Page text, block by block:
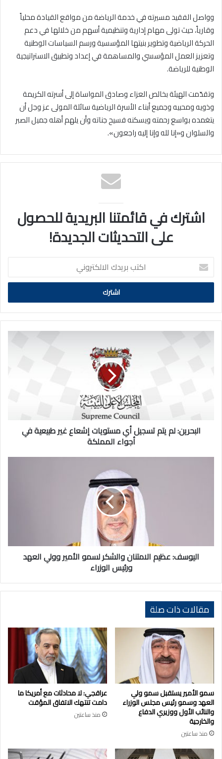
وواصل الفقيد مسيرته في خدمة الرياضة من مواقع القيادة محلياً
وقارياً، حيث تولى مهام إدارية وتنظيمية أسهم من خلالها في دعم
الحركة الرياضية وتطوير بنيتها المؤسسية ورسم السياسات الوطنية
وتعزيز العمل المؤسسي والمساهمة في إعداد وتطبيق الاستراتيجية
الوطنية للرياضة.
وتقدّمت الهيئة بخالص العزاء وصادق المواساة إلى أسرته الكريمة
وذويه ومحبيه وجميع أبناء الأسرة الرياضية سائلة المولى عز وجل أن
يتغمده بواسع رحمته ويسكنه فسيح جناته وأن يلهم أهله جميل الصبر
والسلوان و«إنا لله وإنا إليه راجعون».
اشترك في قائمتنا البريدية للحصول
على التحديثات الجديدة!
اكتب
بريدك
الالكتروني
طبيعية
البحرين: لم يتم تسجيل أي مستويات إشعاع غير طبيعية في
أجواء المملكة
ورئيس
الوزراءاليوسف: عظيم الامتنان والشكر لسمو الأمير وولي العهد
ورئيس الوزراء
مقالات ذات صلة
سمو الأمير يستقبل سمو ولي
العهد وسمو رئيس مجلس الوزراء
والنائب الأول ووزيري الدفاع
والخارجية
منذ ساعتين
عراقجي: لا محادثات مع أمريكا ما
دامت تنتهك الاتفاق المؤقت
منذ ساعتين